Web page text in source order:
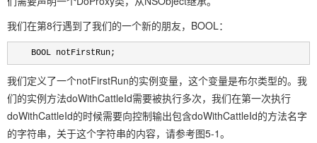
我们在第8行遇到了我们的一个新的朋友，BOOL：
BOOL notFirstRun;
我们定义了一个notFirstRun的实例变量，这个变量是布尔类型的。我
们的实例方法doWithCattleId需要被执行多次，我们在第一次执行
doWithCattleId的时候需要向控制输出包含doWithCattleId的方法名字
的字符串，关于这个字符串的内容，请参考图5-1。